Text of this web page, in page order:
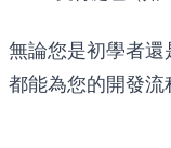
無論您是初學者還
都能為您的開發流